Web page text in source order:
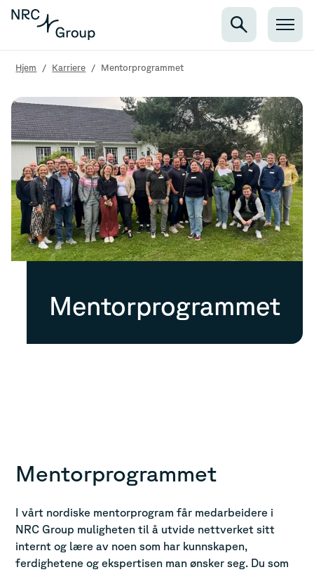
Hjem / Karriere / Mentorprogrammet
Mentorprogrammet
Mentorprogrammet
I vårt nordiske mentorprogram får medarbeidere i
NRC Group muligheten til å utvide nettverket sitt
internt og lære av noen som har kunnskapen,
ferdighetene og ekspertisen man ønsker seg. Du som